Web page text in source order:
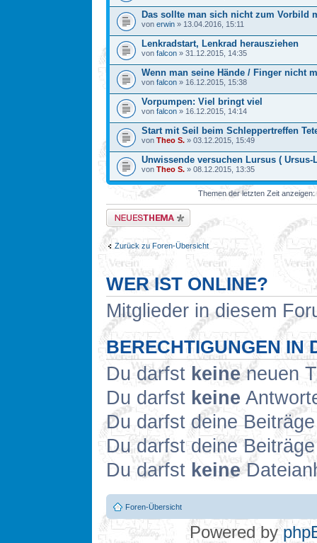
Das sollte man sich nicht zum Vorbild
von erwin » 13.04.2016, 15:11
Lenkradstart, Lenkrad herausziehen
von falcon » 31.12.2015, 14:35
Wenn man seine Hände / Finger nicht
von falcon » 16.12.2015, 15:38
Vorpumpen: Viel bringt viel
von falcon » 16.12.2015, 14:14
Start mit Seil beim Schleppertreffen
von Theo S. » 03.12.2015, 15:49
Unwissende versuchen Lursus ( Ursus-
von Theo S. » 08.12.2015, 13:35
Themen der letzten Zeit anzeigen:
Neues Thema erstellen
Zurück zu Foren-Übersicht
WER IST ONLINE?
Mitglieder in diesem
BERECHTIGUNGEN IN
Du darfst keineneuen
Du darfst keine
Du darfst deine
Du darfst deine
Du darfst keine
Foren-Übersicht
Powered by